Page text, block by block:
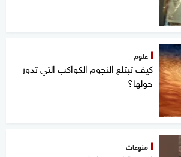
علوم
كيف تبتلع النجوم الكواكب التي تدور
حولها؟
منوعات